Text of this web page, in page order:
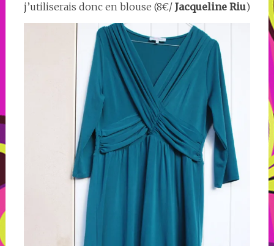
j’utiliserais donc en blouse (8€/Jacqueline Riu)